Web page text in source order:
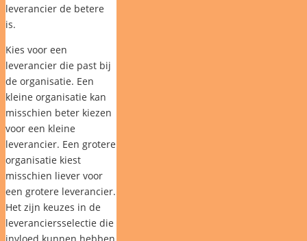
leverancier de betere
is.
Kies voor een
leverancier die past bij
de organisatie. Een
kleine organisatie kan
misschien beter kiezen
voor een kleine
leverancier. Een grotere
organisatie kiest
misschien liever voor
een grotere leverancier.
Het zijn keuzes in de
leveranciersselectie die